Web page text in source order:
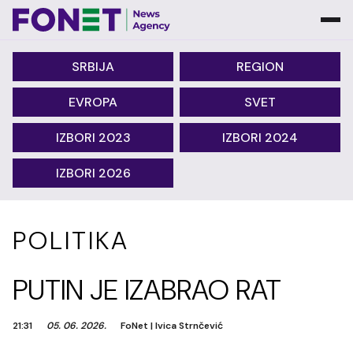
SRBIJA REGION
EVROPA SVET
IZBORI 2023 IZBORI 2024
IZBORI 2026
POLITIKA
PUTIN JE IZABRAO RAT
21:31 05. 06. 2026. FoNet |Ivica Strnčević